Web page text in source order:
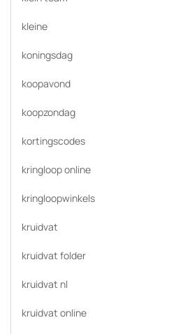
kleine
koningsdag
koopavond
koopzondag
kortingscodes
kringloop online
kringloopwinkels
kruidvat
kruidvat folder
kruidvat nl
kruidvat online